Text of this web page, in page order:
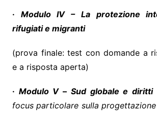
· Modulo IV – La protezione
rifugiati e migranti
(prova finale: test con domande a
e a risposta aperta)
· Modulo V– Sud globale e diritti
focus particolare sulla progettazione